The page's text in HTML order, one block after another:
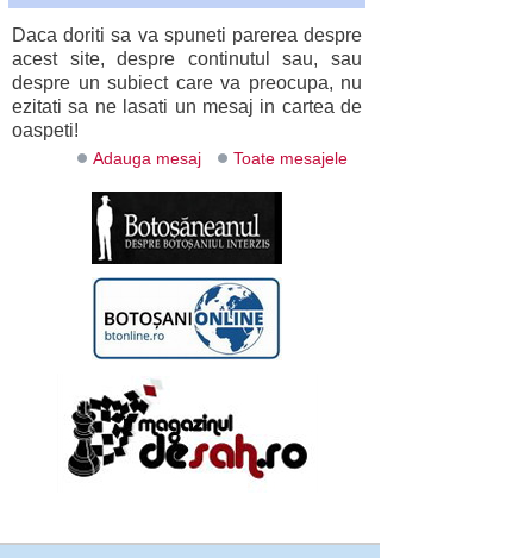
Daca doriti sa va spuneti parerea despre
acest site, despre continutul sau, sau
despre un subiect care va preocupa, nu
ezitati sa ne lasati un mesaj in cartea de
oaspeti!
Adauga mesaj Toate mesajele